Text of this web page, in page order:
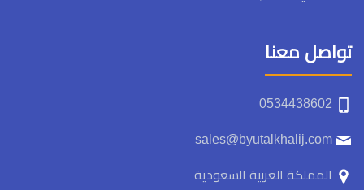
تواصل معنا
المملكة العربية السعودية